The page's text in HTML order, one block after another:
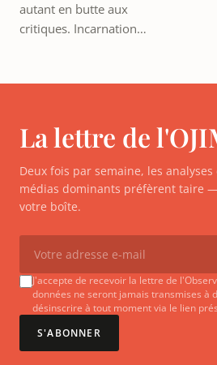
autant en butte aux
critiques. Incarnation…
La lettre de
Deux fois par semaine, les
médias dominants préfèrent taire
votre boîte.
J'accepte de recevoir la lettre de
données ne seront jamais transmises à
désinscrire à tout moment via le lien
S'ABONNER